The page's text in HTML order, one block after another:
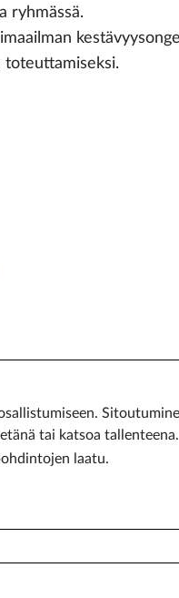
ryhmässä.
toteuttamiseksi.
tai katsoa tallenteena.
laatu.